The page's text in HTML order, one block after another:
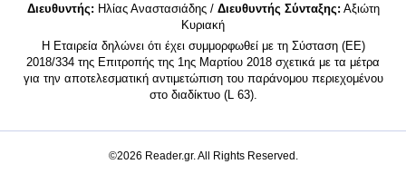
Διευθυντής: Ηλίας Αναστασιάδης / Διευθυντής Σύνταξης: Αξιώτη
Κυριακή
Η Εταιρεία δηλώνει ότι έχει συμμορφωθεί με τη Σύσταση (ΕΕ)
2018/334 της Επιτροπής της 1ης Μαρτίου 2018 σχετικά με τα μέτρα
για την αποτελεσματική αντιμετώπιση του παράνομου περιεχομένου
στο διαδίκτυο (L 63).
©2026 Reader.gr. All Rights Reserved.